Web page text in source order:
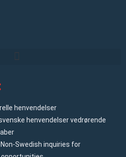
henvendelser
henvendelser vedrørende
Swedish inquiries for